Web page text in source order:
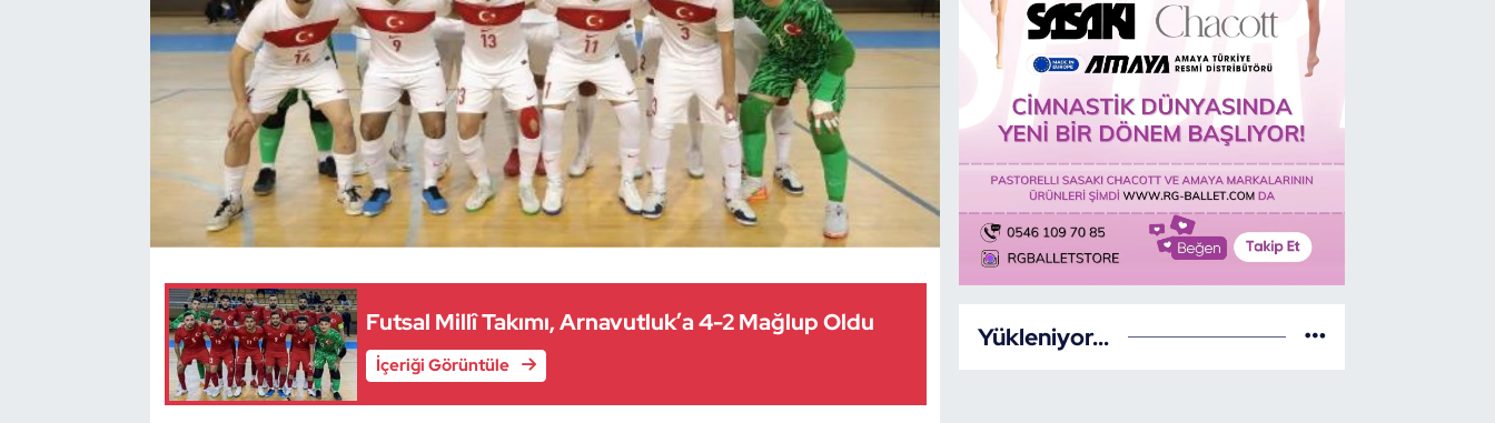
Futsal Millî Takımı, Arnavutluk’a 4-2 Mağlup Oldu
İçeriği Görüntüle
Yükleniyor...